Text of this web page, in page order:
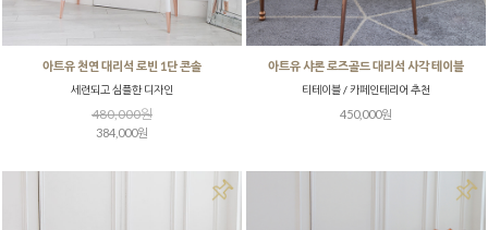
아트유 천연 대리석 로빈 1단 콘솔
세련되고 심플한 디자인
480,000원
384,000원
아트유 샤론 로즈골드 대리석 사각 테이블
티테이블 / 카페인테리어 추천
450,000원